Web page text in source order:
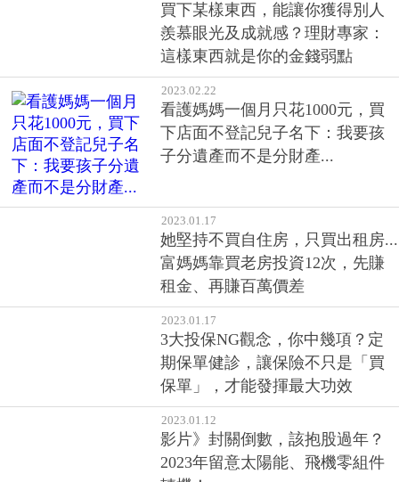
買下某樣東西，能讓你獲得別人
羨慕眼光及成就感？理財專家：
這樣東西就是你的金錢弱點
2023.02.22
看護媽媽一個月只花1000元，買
下店面不登記兒子名下：我要孩
子分遺產而不是分財產...
她堅持不買自住房，只買出租房...
富媽媽靠買老房投資12次，先賺
租金、再賺百萬價差
2023.01.17
3大投保NG觀念，你中幾項？定
期保單健診，讓保險不只是「買
保單」，才能發揮最大功效
2023.01.12
影片》封關倒數，該抱股過年？
2023年留意太陽能、飛機零組件
轉機！